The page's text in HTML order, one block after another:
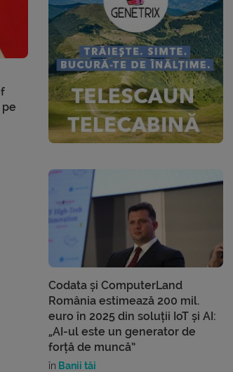
Codata și ComputerLand
România estimează 200 mil.
euro în 2025 din soluții IoT și AI:
„AI-ul este un generator de
forță de muncă”
în Banii tăi